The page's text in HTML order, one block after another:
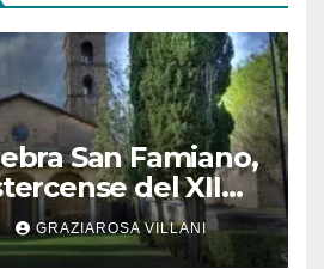
San Famiano,
del XII
GRAZIAROSA VILLANI